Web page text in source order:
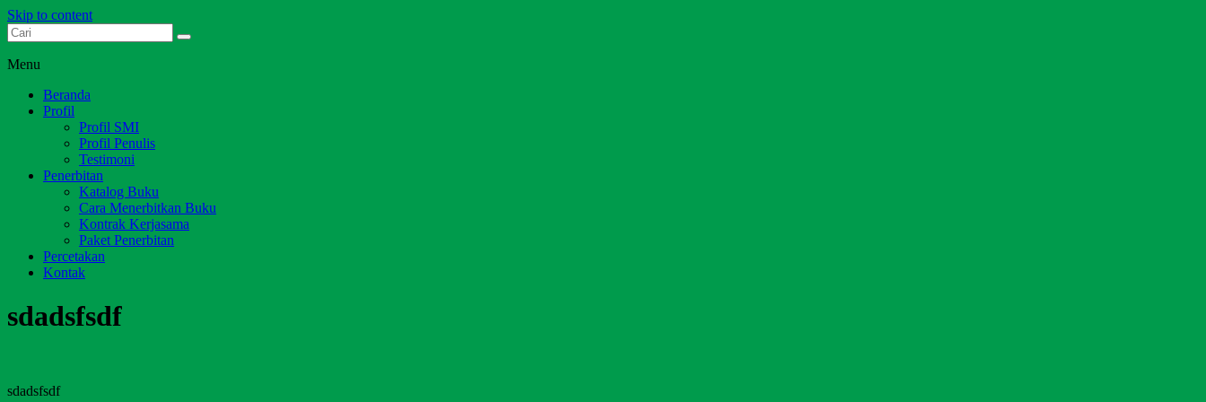
Skip to content
Dari Jambi untuk Indonesia
Menu
Beranda
Profil
Profil SMI
Profil Penulis
Testimoni
Penerbitan
Katalog Buku
Cara Menerbitkan Buku
Kontrak Kerjasama
Paket Penerbitan
Percetakan
Kontak
sdadsfsdf
sdadsfsdf